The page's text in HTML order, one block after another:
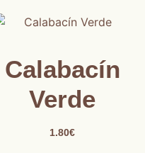
Calabacín
Verde
1.80€